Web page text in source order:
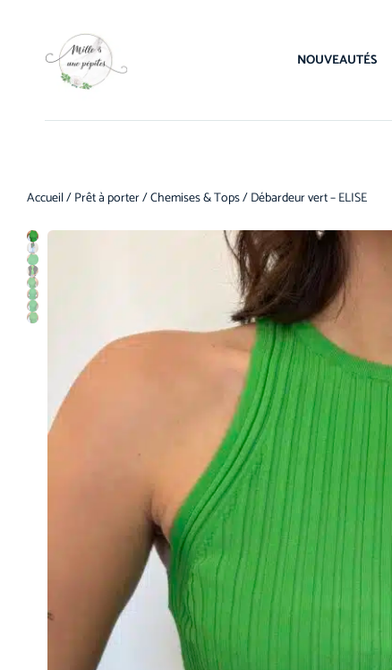
NOUVEAUTÉS
Accueil/Prêt à porter/Chemises & Tops/ Débardeur vert – ELISE